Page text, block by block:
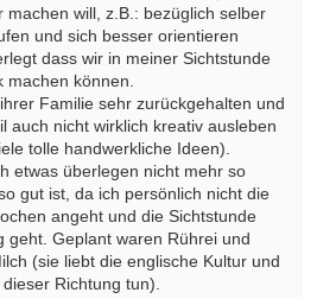
machen will, z.B.: bezüglich selber
und sich besser orientieren
dass wir in meiner Sichtstunde
können.
Familie sehr zurückgehalten und
auch nicht wirklich kreativ ausleben
tolle handwerkliche Ideen).
etwas überlegen nicht mehr so
gut ist, da ich persönlich nicht die
angeht und die Sichtstunde
geht. Geplant waren Rührei und
(sie liebt die englische Kultur und
Richtung tun).